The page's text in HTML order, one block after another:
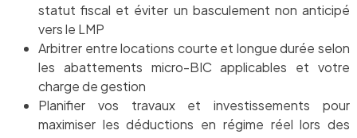
statut fiscal et éviter un basculement non anticipé
vers le LMP
Arbitrer entre locations courte et longue durée selon
les abattements micro-BIC applicables et votre
charge de gestion
Planifier vos travaux et investissements pour
maximiser les déductions en régime réel lors des